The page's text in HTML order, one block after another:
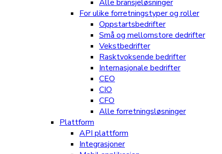
Alle bransjeløsninger
For ulike forretningstyper og roller
Oppstartsbedrifter
Små og mellomstore dedrifter
Vekstbedrifter
Rasktvoksende bedrifter
Internasjonale bedrifter
CEO
CIO
CFO
Alle forretningsløsninger
Plattform
API plattform
Integrasjoner